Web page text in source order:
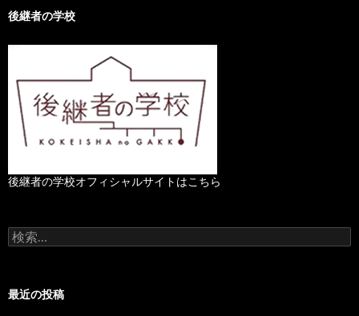
後継者の学校
後継者の学校オフィシャルサイトはこちら
検
索
最近の投稿